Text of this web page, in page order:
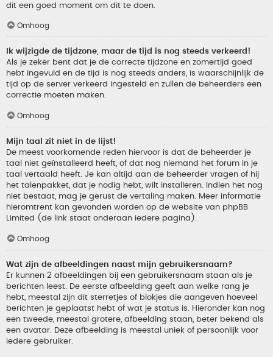
dit een goed moment om dit te doen.
Omhoog
Ik wijzigde de tijdzone, maar de tijd is nog steeds verkeerd!
Als je zeker bent dat je de correcte tijdzone en zomertijd goed
hebt ingevuld en de tijd is nog steeds anders, is waarschijnlijk de
tijd op de server verkeerd ingesteld en zullen de beheerders een
correctie moeten maken.
Omhoog
Mijn taal zit niet in de lijst!
De meest voorkomende reden hiervoor is dat de beheerder je
taal niet geïnstalleerd heeft, of dat nog niemand het forum in je
taal vertaald heeft. Je kan altijd aan de beheerder vragen of hij
het talenpakket, dat je nodig hebt, wilt installeren. Indien het nog
niet bestaat, mag je gerust de vertaling maken. Meer informatie
hieromtrent kan gevonden worden op de website van phpBB
Limited (de link staat onderaan iedere pagina).
Omhoog
Wat zijn de afbeeldingen naast mijn gebruikersnaam?
Er kunnen 2 afbeeldingen bij een gebruikersnaam staan als je
berichten leest. De eerste afbeelding geeft aan welke rang je
hebt, meestal zijn dit sterretjes of blokjes die aangeven hoeveel
berichten je geplaatst hebt of wat je status is. Hieronder kan nog
een tweede, meestal grotere, afbeelding staan, beter bekend als
een avatar. Deze afbeelding is meestal uniek of persoonlijk voor
iedere gebruiker.